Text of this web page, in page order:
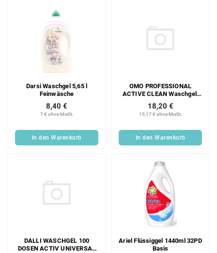
Darsi Waschgel 5,65 l
Feinwäsche
7 € ohne MwSt.
8,40 €
In den Warenkorb
OMO PROFESSIONAL
ACTIVE CLEAN Waschgel,
15,17 € ohne MwSt.
18,20 €
In den Warenkorb
DALLI WASCHGEL 100
DOSEN ACTIV UNIVERSAL
Ariel Flüssiggel 1440ml 32PD
Basis